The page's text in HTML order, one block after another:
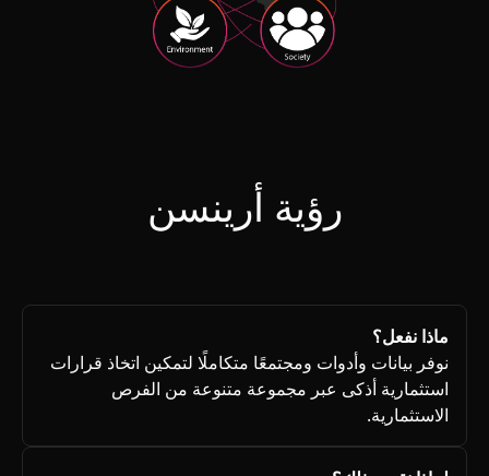
رؤية أرينسن
ماذا نفعل؟
نوفر بيانات وأدوات ومجتمعًا متكاملًا لتمكين اتخاذ قرارات
استثمارية أذكى عبر مجموعة متنوعة من الفرص
الاستثمارية.